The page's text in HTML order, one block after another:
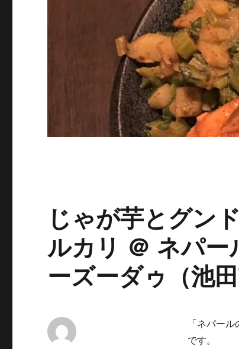
じゃが芋とグン
ルカリ ＠ ネパ
ーズーダゥ（池田
「ネパー
です。